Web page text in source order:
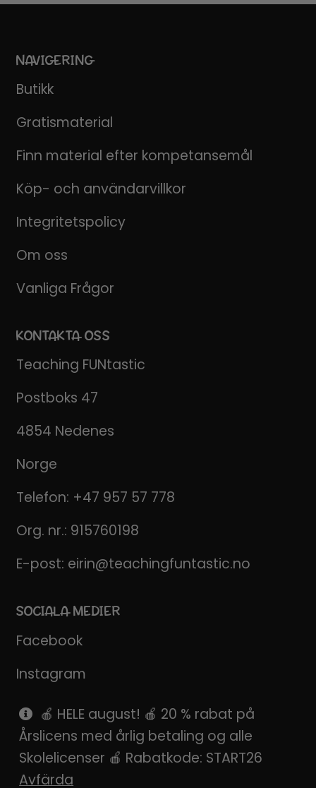
NAVIGERING
Butikk
Gratismaterial
Finn material efter kompetansemål
Köp- och användarvillkor
Integritetspolicy
Om oss
Vanliga Frågor
KONTAKTA OSS
Teaching FUNtastic
Postboks 47
4854 Nedenes
Norge
Telefon: +47 957 57 778
Org. nr.: 915760198
E-post: eirin@teachingfuntastic.no
SOCIALA MEDIER
Facebook
Instagram
Pinterest
SnapChat
🍎 HELE august! 🍎 20 % rabat på
Årslicens med årlig betaling og alle
Skolelicenser 🍎 Rabatkode: START26
Avfärda